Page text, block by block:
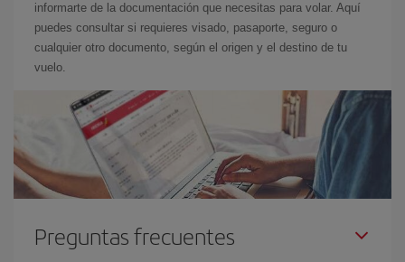
informarte de la documentación que necesitas para volar. Aquí
puedes consultar si requieres visado, pasaporte, seguro o
cualquier otro documento, según el origen y el destino de tu
vuelo.
Preguntas frecuentes